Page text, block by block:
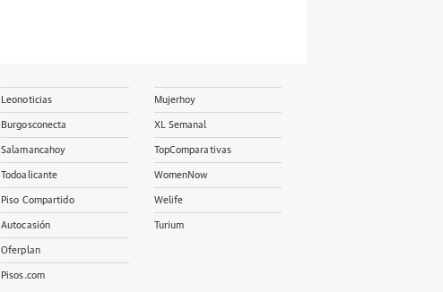
Leonoticias
Burgosconecta
Salamancahoy
Todoalicante
Piso Compartido
Autocasión
Oferplan
Pisos.com
Mujerhoy
XL Semanal
TopComparativas
WomenNow
Welife
Turium